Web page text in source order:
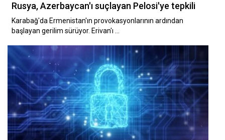
Rusya, Azerbaycan'ı suçlayan Pelosi'ye tepkili
Karabağ'da Ermenistan'ın provokasyonlarının ardından
başlayan gerilim sürüyor. Erivan'ı …